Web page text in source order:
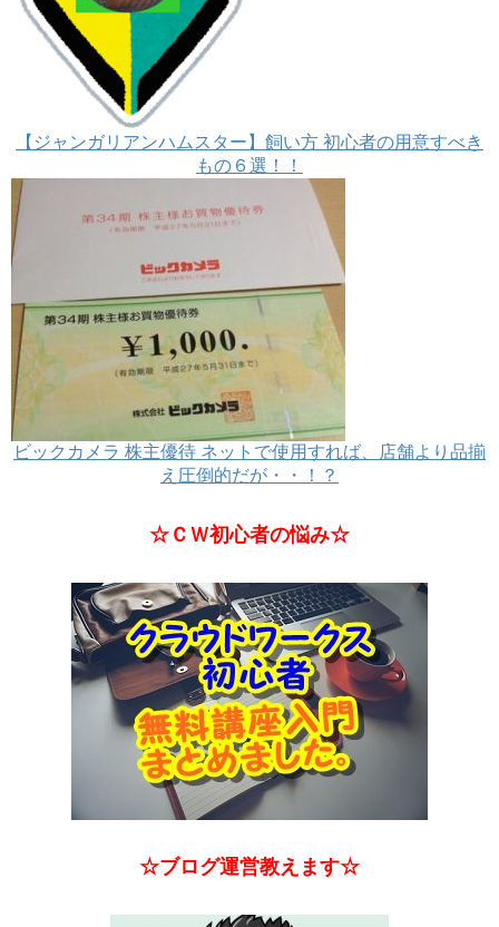
【ジャンガリアンハムスター】飼い方 初心者の用意すべき
もの６選！！
ビックカメラ 株主優待 ネットで使用すれば、店舗より品揃
え圧倒的だが・・！？
☆ＣＷ初心者の悩み☆
☆ブログ運営教えます☆